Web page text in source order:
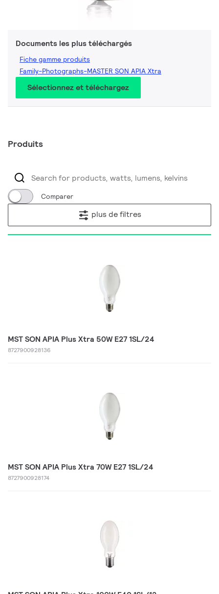
Documents les plus téléchargés
Fiche gamme produits
Family-Photographs-MASTER SON APIA Xtra
Sélectionnez et téléchargez
Produits
Comparer
plus de filtres
MST SON APIA Plus Xtra 50W E27 1SL/24
8727900928136
MST SON APIA Plus Xtra 70W E27 1SL/24
8727900928174